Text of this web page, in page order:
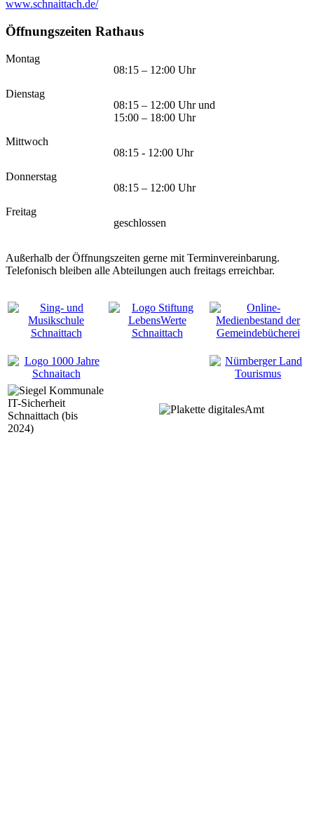
www.schnaittach.de/
Öffnungszeiten Rathaus
Montag
08:15 – 12:00 Uhr
Dienstag
08:15 – 12:00 Uhr und
15:00 – 18:00 Uhr
Mittwoch
08:15 - 12:00 Uhr
Donnerstag
08:15 – 12:00 Uhr
Freitag
geschlossen
Außerhalb der Öffnungszeiten gerne mit Terminvereinbarung.
Telefonisch bleiben alle Abteilungen auch freitags erreichbar.